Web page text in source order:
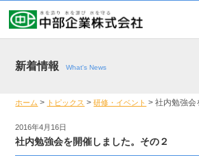
新着情報 What's News
ホーム > トピックス >研修・イベント >社内勉強会
2016年4月16日
社内勉強会を開催しました。その２